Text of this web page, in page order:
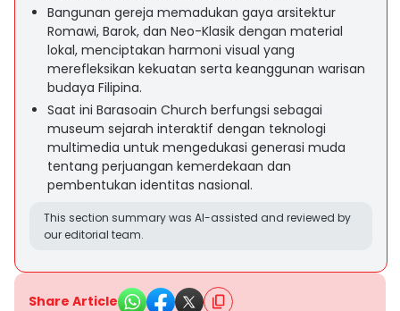
Bangunan gereja memadukan gaya arsitektur
Romawi, Barok, dan Neo-Klasik dengan material
lokal, menciptakan harmoni visual yang
merefleksikan kekuatan serta keanggunan warisan
budaya Filipina.
Saat ini Barasoain Church berfungsi sebagai
museum sejarah interaktif dengan teknologi
multimedia untuk mengedukasi generasi muda
tentang perjuangan kemerdekaan dan
pembentukan identitas nasional.
This section summary was AI-assisted and reviewed by
our editorial team.
Share Article